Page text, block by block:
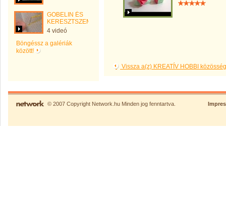
GOBELIN ÉS
KERESZTSZEMES
4 videó
Böngéssz a galériák
között!
Vissza a(z) KREATÍV HOBBI
© 2007 Copyright Network.hu Minden jog fenntartva.